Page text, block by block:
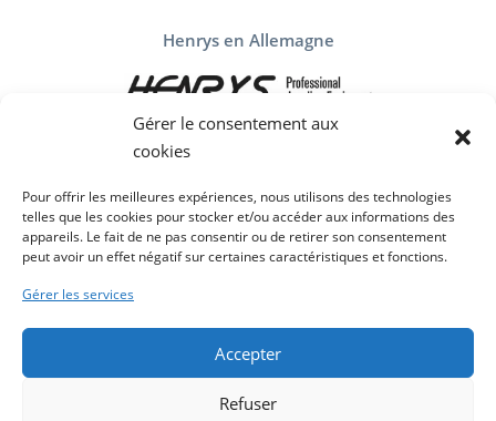
Gérer le consentement aux
cookies
Pour offrir les meilleures expériences, nous utilisons des technologies
telles que les cookies pour stocker et/ou accéder aux informations des
appareils. Le fait de ne pas consentir ou de retirer son consentement
peut avoir un effet négatif sur certaines caractéristiques et fonctions.
Gérer les services
Accepter
Refuser
Henrys en Allemagne
Henrys en Espagne
Politique de cookies (UE)